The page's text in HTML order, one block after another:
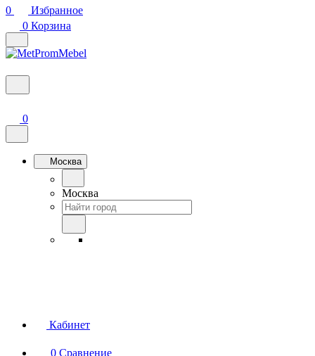
0
Избранное
0 Корзина
0
Москва
Москва
Кабинет
0 Сравнение